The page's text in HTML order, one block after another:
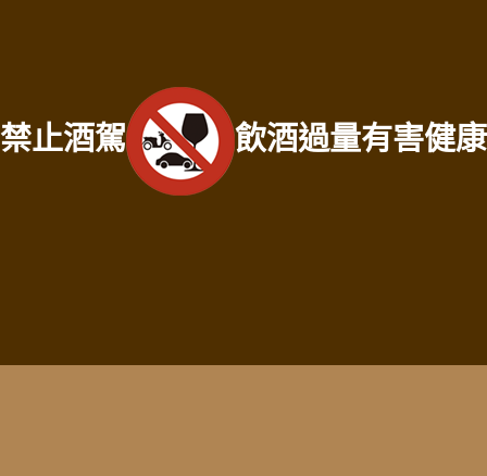
購、苗栗縣通霄鎮老酒收購、苗栗縣苑裡鎮老酒收購、苗栗縣苗栗市老酒收購、
苗栗縣造橋鄉老酒收購、苗栗縣頭屋鄉老酒收購、苗栗縣公館鄉老酒收購、苗栗
縣大湖鄉老酒收購、苗栗縣泰安鄉老酒收購、苗栗縣銅鑼鄉老酒收購、苗栗縣三
義鄉老酒收購、苗栗縣西湖鄉老酒收購、苗栗縣卓蘭鎮老酒收購
禁止酒駕 飲酒過量有害健康